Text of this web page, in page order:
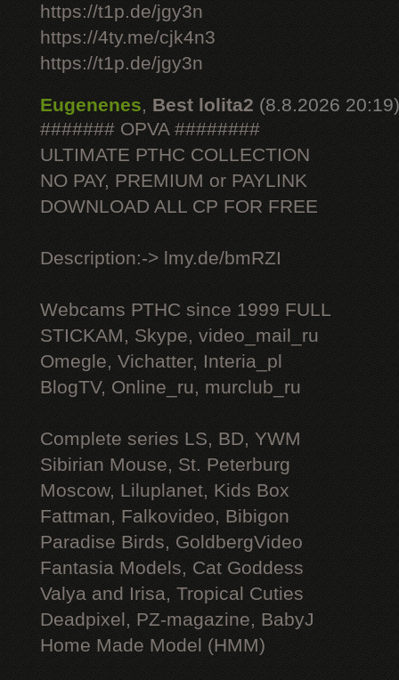
https://t1p.de/jgy3n
https://4ty.me/cjk4n3
https://t1p.de/jgy3n
Eugenenes, Best lolita2 (8.8.2026 20:19)
####### OPVA ########
ULTIMATE РТНС COLLECTION
NO PAY, PREMIUM or PAYLINK
DOWNLOAD ALL СР FOR FREE
Description:-> lmy.de/bmRZI
Webcams РТНС since 1999 FULL
STICKAM, Skype, video_mail_ru
Omegle, Vichatter, Interia_pl
BlogTV, Online_ru, murclub_ru
Complete series LS, BD, YWM
Sibirian Mouse, St. Peterburg
Moscow, Liluplanet, Kids Box
Fattman, Falkovideo, Bibigon
Paradise Birds, GoldbergVideo
Fantasia Models, Cat Goddess
Valya and Irisa, Tropical Cuties
Deadpixel, PZ-magazine, BabyJ
Home Made Model (HMM)